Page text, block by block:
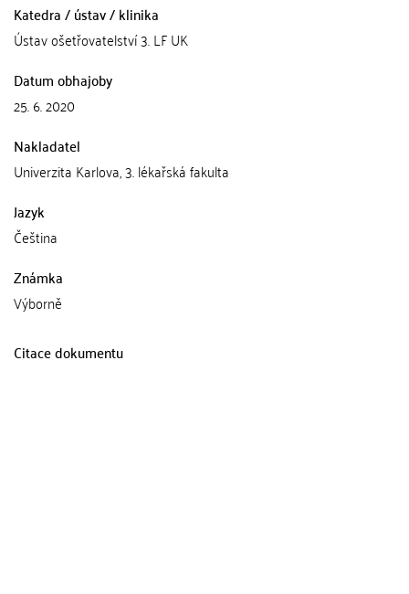
Katedra / ústav / klinika
Ústav ošetřovatelství 3. LF UK
Datum obhajoby
25. 6. 2020
Nakladatel
Univerzita Karlova, 3. lékařská fakulta
Jazyk
Čeština
Známka
Výborně
Citace dokumentu